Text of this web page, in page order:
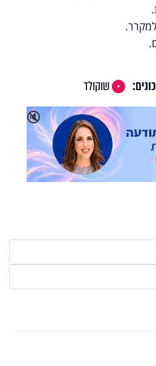
שוקולד
🔇